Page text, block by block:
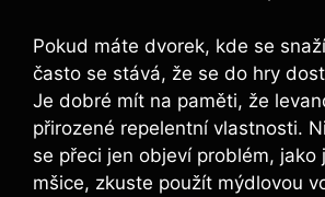
Pokud máte dvorek, kde se
často se stává, že se do hry
Je dobré mít na paměti, že
přirozené repelentní vlastnosti.
se přeci jen objeví problém, jako
mšice, zkuste použít mýdlovou